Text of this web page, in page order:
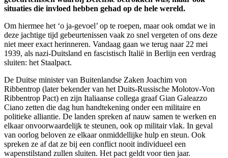
situaties die invloed hebben gehad op de hele wereld.
Om hiermee het ‘o ja-gevoel’ op te roepen, maar ook omdat we in
deze jachtige tijd gebeurtenissen vaak zo snel vergeten of ons deze
niet meer exact herinneren. Vandaag gaan we terug naar 22 mei
1939, als nazi-Duitsland en fascistisch Italië in Berlijn een verdrag
sluiten: het Staalpact.
De Duitse minister van Buitenlandse Zaken Joachim von
Ribbentrop (later bekender van het Duits-Russische Molotov-Von
Ribbentrop Pact) en zijn Italiaanse collega graaf Gian Galeazzo
Ciano zetten die dag hun handtekening onder een militaire en
politieke alliantie. De landen spreken af nauw samen te werken en
elkaar onvoorwaardelijk te steunen, ook op militair vlak. In geval
van oorlog beloven ze elkaar onmiddellijke hulp en steun. Ook
spreken ze af dat ze bij een conflict nooit individueel een
wapenstilstand zullen sluiten. Het pact geldt voor tien jaar.